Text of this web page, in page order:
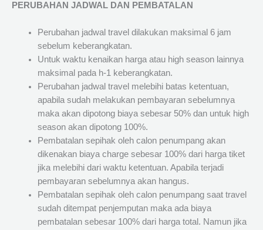
PERUBAHAN JADWAL DAN PEMBATALAN
Perubahan jadwal travel dilakukan maksimal 6 jam
sebelum keberangkatan.
Untuk waktu kenaikan harga atau high season lainnya
maksimal pada h-1 keberangkatan.
Perubahan jadwal travel melebihi batas ketentuan,
apabila sudah melakukan pembayaran sebelumnya
maka akan dipotong biaya sebesar 50% dan untuk high
season akan dipotong 100%.
Pembatalan sepihak oleh calon penumpang akan
dikenakan biaya charge sebesar 100% dari harga tiket
jika melebihi dari waktu ketentuan. Apabila terjadi
pembayaran sebelumnya akan hangus.
Pembatalan sepihak oleh calon penumpang saat travel
sudah ditempat penjemputan maka ada biaya
pembatalan sebesar 100% dari harga total. Namun jika